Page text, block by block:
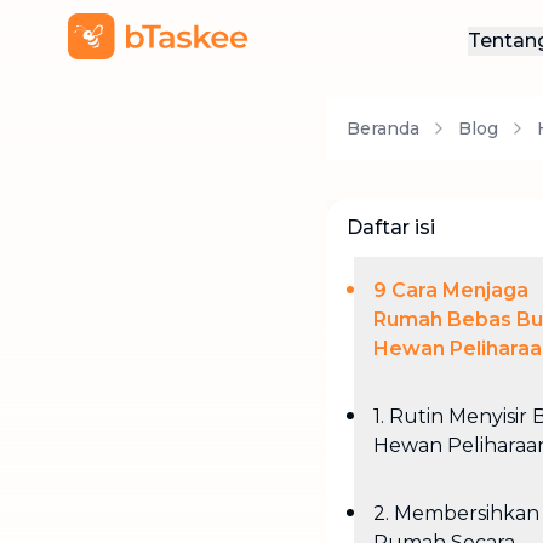
Beranda Blog
Daftar isi
9 Cara Menjaga
Rumah Bebas
Hewan
1. Rutin Menyisir
Hewan
2. Membersihkan